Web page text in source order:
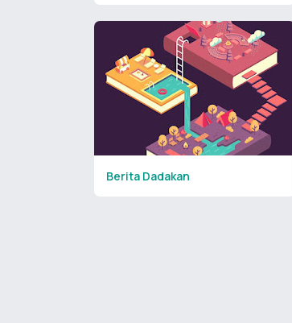
Berita Dadakan